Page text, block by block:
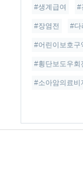
#생계급여 #
#장염전 #다
#어린이보호구
#횡단보도우회
#소아암의료비